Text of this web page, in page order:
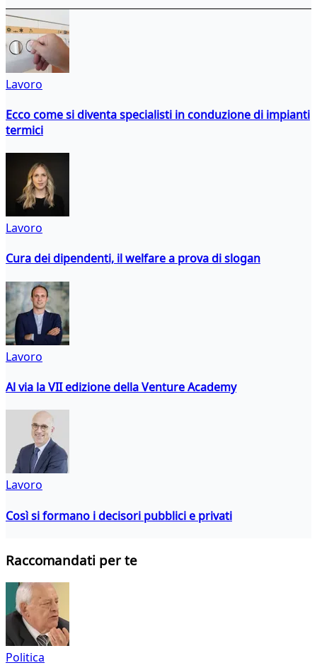
Lavoro
Ecco come si diventa specialisti in conduzione di impianti
termici
Lavoro
Cura dei dipendenti, il welfare a prova di slogan
Lavoro
Al via la VII edizione della Venture Academy
Lavoro
Così si formano i decisori pubblici e privati
Raccomandati per te
Politica